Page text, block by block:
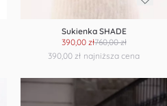
Sukienka SHADE
390,00 zł760,00 zł
najniższa cena
390,00 zł